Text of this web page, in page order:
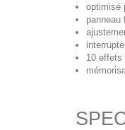
optimisé
panneau
10 effets